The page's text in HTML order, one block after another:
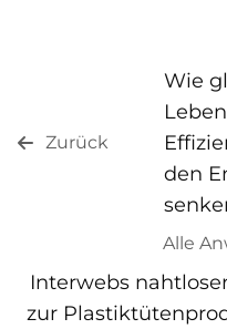
Zurück
Wie
den
Alle
Interwebs
zur